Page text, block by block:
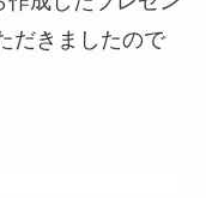
だきましたので